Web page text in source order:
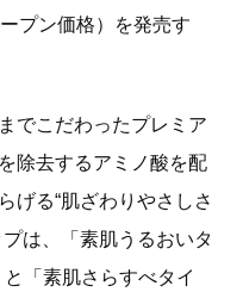
プン価格）を発売す
でこだわったプレミア
除去するアミノ酸を配
げる“肌ざわりやさしさ
は、「素肌うるおいタ
「素肌さらすべタイ